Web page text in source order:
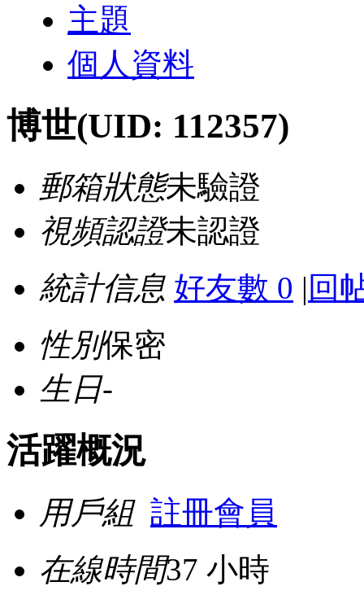
主題
個人資料
博世(UID: 112357)
郵箱狀態未驗證
視頻認證未認證
統計信息 好友數 0 | 回
性別保密
生日-
活躍概況
用戶組 註冊會員
在線時間37 小時